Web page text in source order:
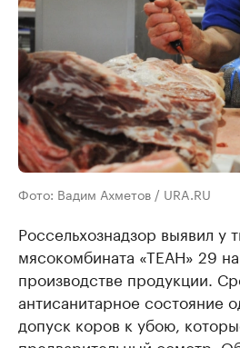
Фото: Вадим Ахметов / URA.RU
Россельхознадзор выявил у
мясокомбината «ТЕАН» 29
производстве продукции.
антисанитарное состояние
допуск коров к убою,